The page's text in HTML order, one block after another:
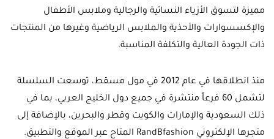
مميزة لتسوق الأزياء النسائية والرجالية وملابس الأطفال
والإكسسوارات والأحذية والملابس الرياضية وغيرها من المنتجات
ذات الجودة العالية والتكلفة المناسبة.
منذ انطلاقها في عام 2012 في مول مسقط، توسعت السلسلة
لتشمل 60 فرعاً منتشرة في جميع دول الخليج العربي، بما في
ذلك السعودية والإمارات والكويت وقطر والبحرين، بالإضافة إلى
متجرها الإلكتروني RandBfashion المتاح عبر الموقع والتطبيق.